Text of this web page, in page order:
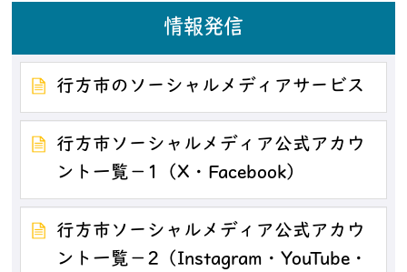
情報発信
行方市のソーシャルメディアサービス
行方市ソーシャルメディア公式アカウ
ント一覧－1（X・Facebook）
行方市ソーシャルメディア公式アカウ
ント一覧－2（Instagram・YouTube・